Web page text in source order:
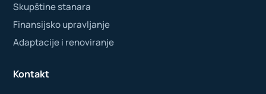
Skupštine stanara
Finansijsko upravljanje
Adaptacije i renoviranje
Kontakt